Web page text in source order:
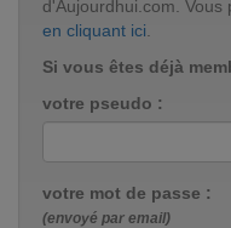
d'Aujourdhui.com.
en cliquant ici.
Si vous êtes déjà
votre pseudo :
votre mot de passe :
(envoyé par email)